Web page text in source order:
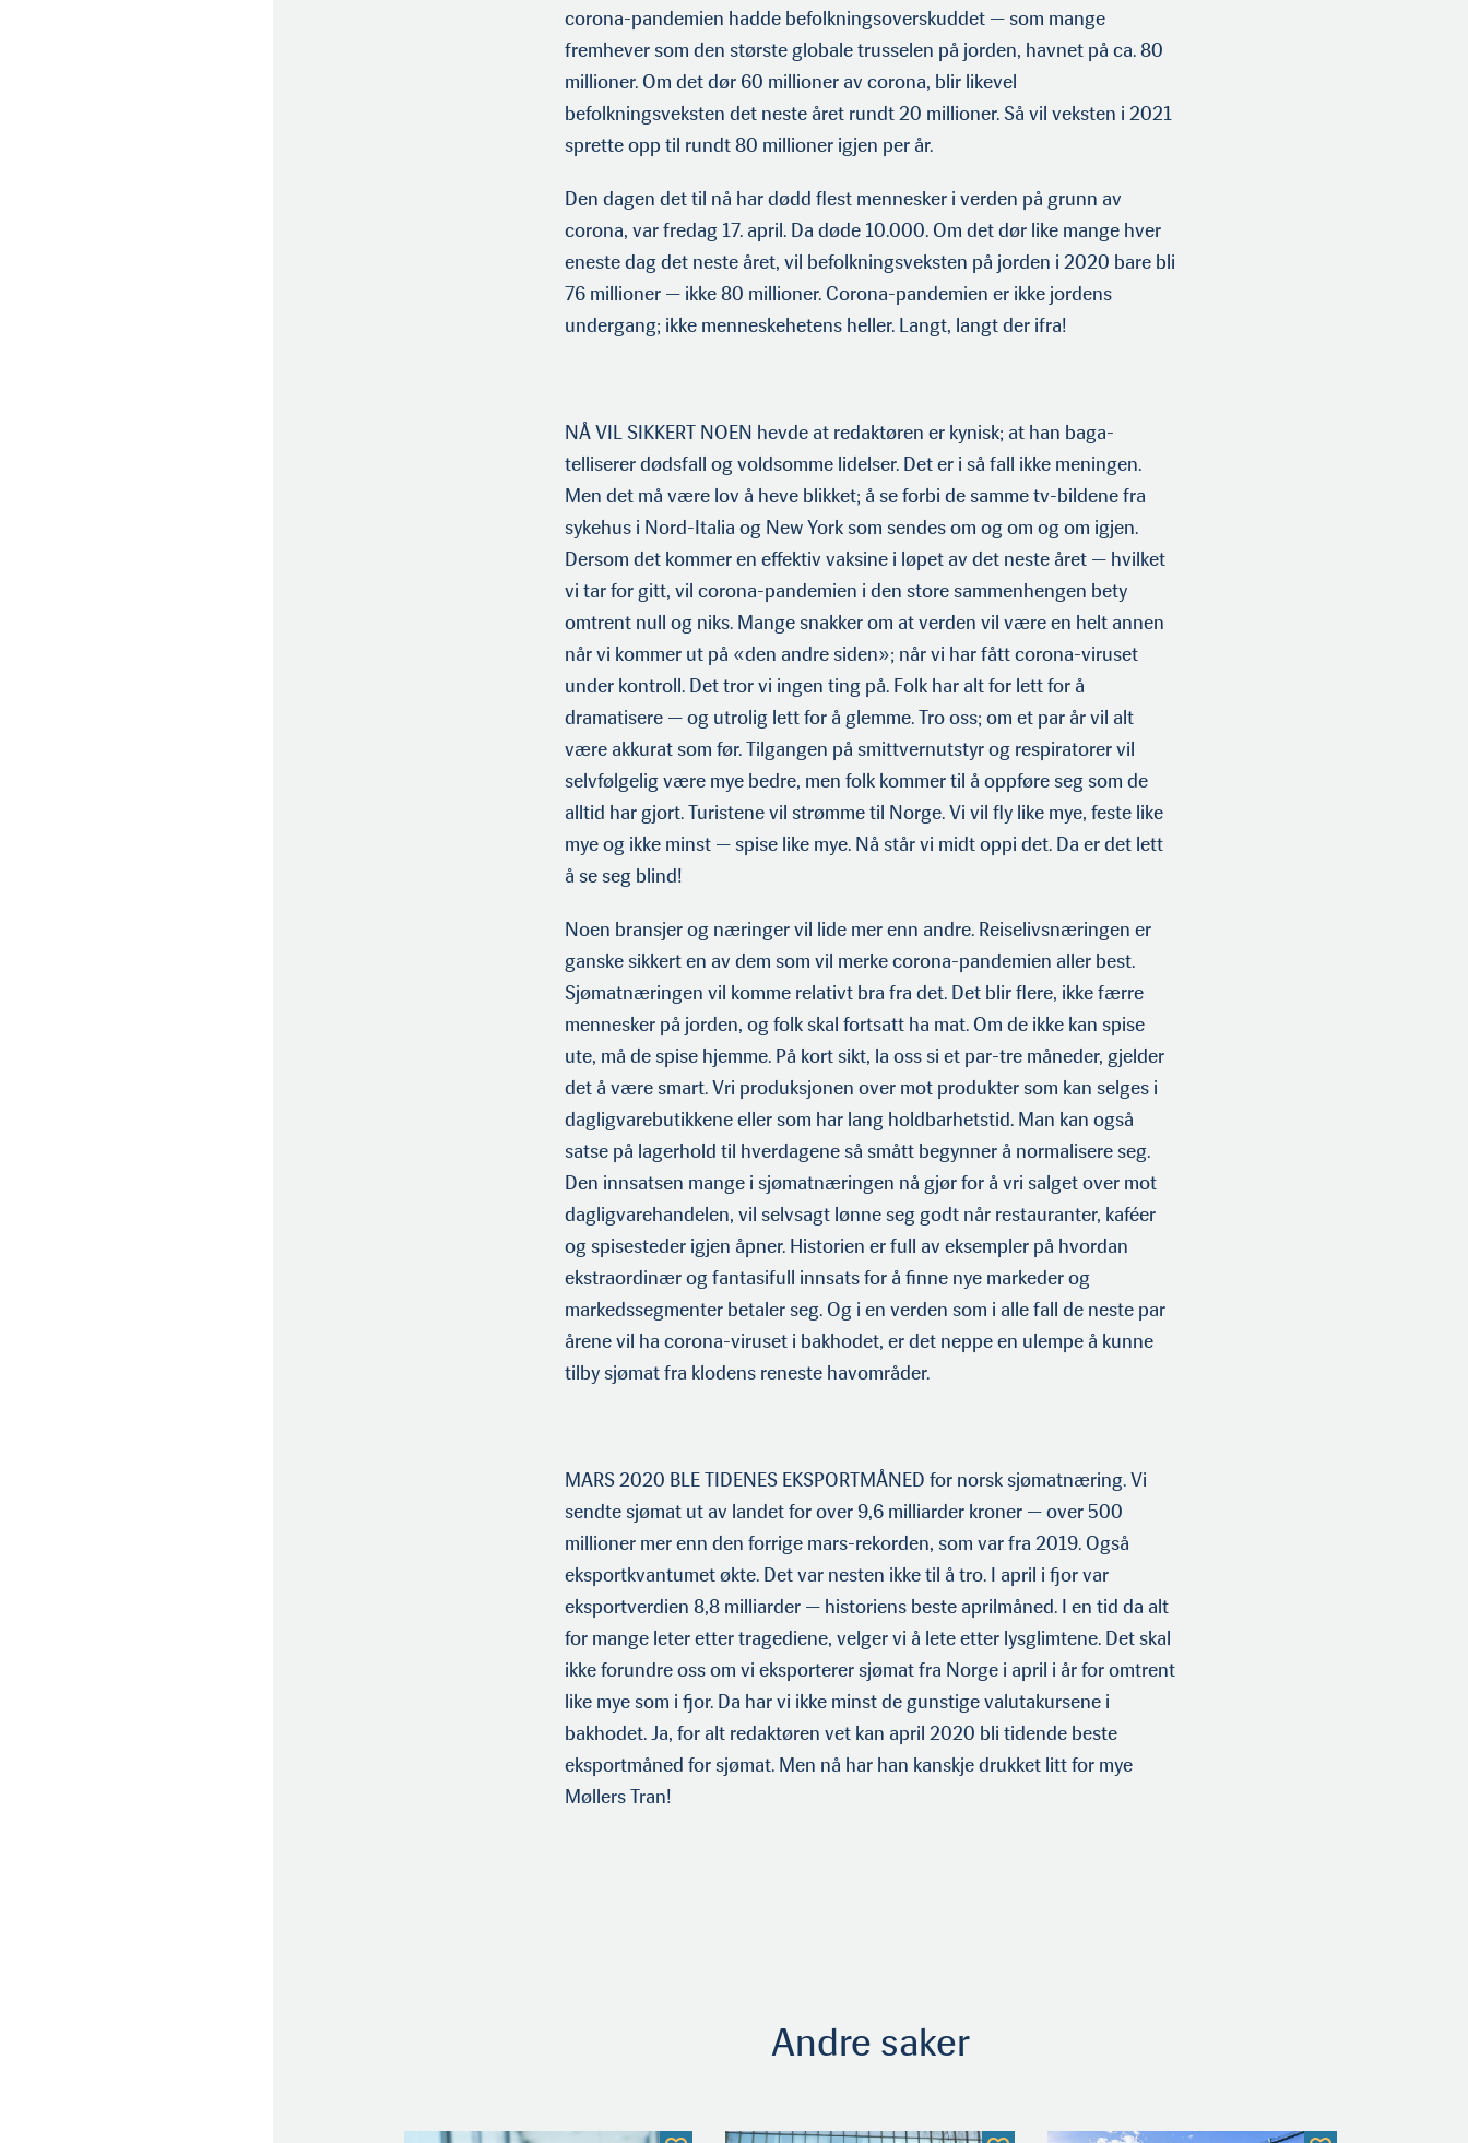
corona-pandemien hadde befolkningsoverskuddet — som mange
fremhever som den største globale trusselen på jorden, havnet på ca. 80
millioner. Om det dør 60 millioner av corona, blir likevel
befolkningsveksten det neste året rundt 20 millioner. Så vil veksten i 2021
sprette opp til rundt 80 millioner igjen per år.
Den dagen det til nå har dødd flest mennesker i verden på grunn av
corona, var fredag 17. april. Da døde 10.000. Om det dør like mange hver
eneste dag det neste året, vil befolkningsveksten på jorden i 2020 bare bli
76 millioner — ikke 80 millioner. Corona-pandemien er ikke jordens
undergang; ikke menneskehetens heller. Langt, langt der ifra!
NÅ VIL SIKKERT NOEN hevde at redaktøren er kynisk; at han baga­
telliserer dødsfall og voldsomme lidelser. Det er i så fall ikke meningen.
Men det må være lov å heve blikket; å se forbi de samme tv-bildene fra
sykehus i Nord-Italia og New York som sendes om og om og om igjen.
Dersom det kommer en effektiv vaksine i løpet av det neste året — hvilket
vi tar for gitt, vil corona-pandemien i den store sammenhengen bety
omtrent null og niks. Mange snakker om at verden vil være en helt annen
når vi kommer ut på «den andre siden»; når vi har fått corona-viruset
under kontroll. Det tror vi ingen ting på. Folk har alt for lett for å
dramatisere — og utrolig lett for å glemme. Tro oss; om et par år vil alt
være akkurat som før. Tilgangen på smittvernutstyr og respiratorer vil
selvfølgelig være mye bedre, men folk kommer til å oppføre seg som de
alltid har gjort. Turistene vil strømme til Norge. Vi vil fly like mye, feste like
mye og ikke minst — spise like mye. Nå står vi midt oppi det. Da er det lett
å se seg blind!
Noen bransjer og næringer vil lide mer enn andre. Reiselivsnærin­gen er
ganske sikkert en av dem som vil merke corona-pandemien aller best.
Sjømatnæringen vil komme relativt bra fra det. Det blir flere, ikke færre
mennesker på jorden, og folk skal fortsatt ha mat. Om de ikke kan spise
ute, må de spise hjemme. På kort sikt, la oss si et par-tre måneder, gjelder
det å være smart. Vri produksjonen over mot produkter som kan selges i
dagligvarebutik­kene eller som har lang holdbarhetstid. Man kan også
satse på lagerhold til hverdagene så smått begynner å normalisere seg.
Den innsatsen mange i sjømatnæringen nå gjør for å vri salget over mot
dagligvarehandelen, vil selv­sagt lønne seg godt når restauranter, kaféer
og spisesteder igjen åpner. Historien er full av eksempler på hvordan
ekstraordinær og fantasifull innsats for å finne nye markeder og
markedssegmenter betaler seg. Og i en verden som i alle fall de neste par
årene vil ha corona-viruset i bakhodet, er det neppe en ulempe å kunne
tilby sjømat fra klodens reneste havområder.
MARS 2020 BLE TIDENES EKSPORTMÅNED for norsk sjømatnæring. Vi
sendte sjømat ut av landet for over 9,6 milliarder kroner — over 500
millioner mer enn den forrige mars-rekorden, som var fra 2019. Også
eksportkvantumet økte. Det var nesten ikke til å tro. I april i fjor var
eksportverdien 8,8 milliarder — historiens beste aprilmåned. I en tid da alt
for mange leter etter trage­diene, velger vi å lete etter lysglimtene. Det skal
ikke forundre oss om vi eksporterer sjømat fra Norge i april i år for omtrent
like mye som i fjor. Da har vi ikke minst de gunstige valutakur­sene i
bakhodet. Ja, for alt redaktøren vet kan april 2020 bli tidende beste
eksportmåned for sjømat. Men nå har han kanskje drukket litt for mye
Møllers Tran!
Andre saker